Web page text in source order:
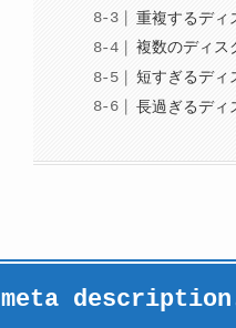
重複するディ
複数のディス
短すぎるディ
長過ぎるディ
meta description